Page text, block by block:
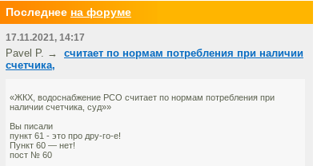
Последнее на форуме
17.11.2021, 14:17
Pavel P. → считает по нормам потребления при наличии
счетчика,
«ЖКХ, водоснабжение РСО считает по нормам потребления при
наличии счетчика, суд»»
Вы писали
пункт 61 - это про дру-го-е!
Пункт 60 — нет!
пост № 60